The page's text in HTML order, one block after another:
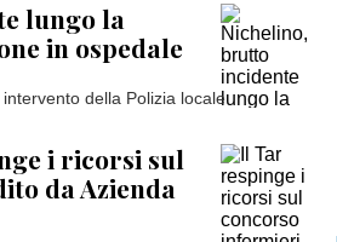
lungo la
in ospedale
della Polizia locale
i ricorsi sul
da Azienda